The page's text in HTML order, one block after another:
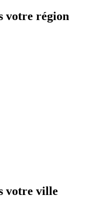
votre région
votre ville